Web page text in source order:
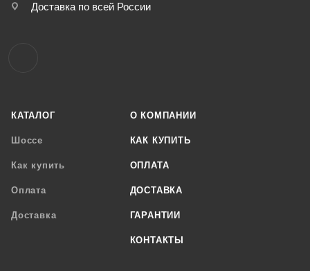
КАТАЛОГ
Шоссе
Как купить
Оплата
Доставка
О КОМПАНИИ
КАК КУПИТЬ
ОПЛАТА
ДОСТАВКА
ГАРАНТИИ
КОНТАКТЫ
Доставка по всей России